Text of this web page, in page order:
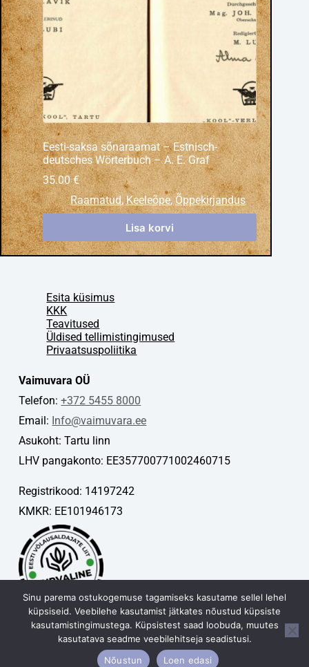
Eesti-saksa sõnaraamat – Estnisch-
deutsches Wörterbuch – A. E. Graf
35.00€
Raamatud,Keeleõpe,Õppekirjandus
Lisa korvi
Esita küsimus
KKK
Teavitused
Üldised tellimistingimused
Privaatsuspoliitika
Vaimuvara OÜ
Telefon:+372 5455 8000
Email: Info@vaimuvara.ee
Asukoht: Tartu linn
LHV pangakonto: EE357700771002460715
Registrikood: 14197242
KMKR: EE101946173
Vaimuvara OÜ © 2026
Sinu parema ostukogemuse tagamiseks kasutame sellel lehel
küpsiseid. Veebilehe kasutamist jätkates nõustud küpsiste
kasutamistingimustega. Küpsistest saad loobuda, muutes
kasutatava seadme veebilehitseja seadistusi.
Nõustun
Loen edasi